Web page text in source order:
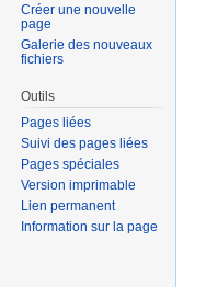
Créer une nouvelle
page
Galerie des nouveaux
fichiers
Outils
Pages liées
Suivi des pages liées
Pages spéciales
Version imprimable
Lien permanent
Information sur la page